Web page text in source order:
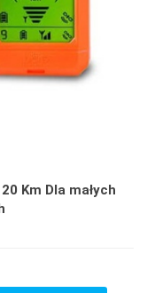
Km Dla małych